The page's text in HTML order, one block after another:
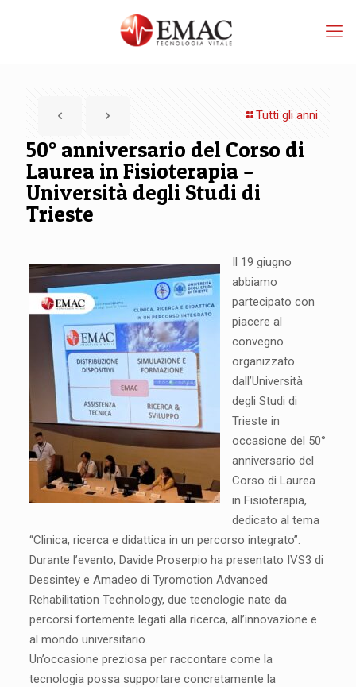
Tutti gli anni
50° anniversario del Corso di
Laurea in Fisioterapia –
Università degli Studi di
Trieste
Il 19 giugno
abbiamo
partecipato con
piacere al
convegno
organizzato
dall’Università
degli Studi di
Trieste in
occasione del 50°
anniversario del
Corso di Laurea
in Fisioterapia,
dedicato al tema
“Clinica, ricerca e didattica in un percorso integrato”.
Durante l’evento, Davide Proserpio ha presentato IVS3 di
Dessinteye Amadeo di Tyromotion Advanced
Rehabilitation Technology, due tecnologie nate da
percorsi fortemente legati alla ricerca, all’innovazione e
al mondo universitario.
Un’occasione preziosa per raccontare come la
tecnologia possa supportare concretamente la